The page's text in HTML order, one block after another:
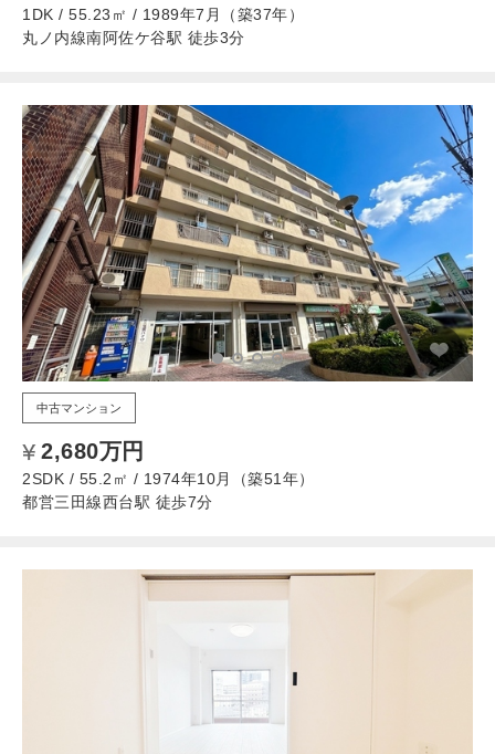
1DK / 55.23㎡ / 1989年7月（築37年）
丸ノ内線南阿佐ケ谷駅 徒歩3分
中古マンション
2,680万円
2SDK / 55.2㎡ / 1974年10月（築51年）
都営三田線西台駅 徒歩7分